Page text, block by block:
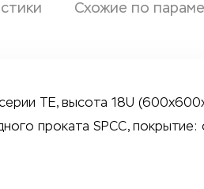
Схожие по
TE, высота 18U
проката SPCC,